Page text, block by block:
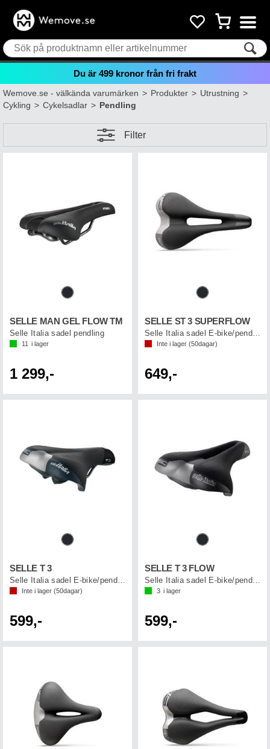
Du är 499 kronor från fri frakt
Wemove.se - välkända varumärken>Produkter>Utrustning>
Cykling>Cykelsadlar>Pendling
Filter
SELLE MAN GEL FLOW TM
Selle Italia sadel pendling
11 i lager
1 299,-
SELLE ST 3 SUPERFLOW
Inte i lager (50dagar)
649,-
SELLE T 3
Selle Italia sadel E-bike/pendling
Inte i lager (50dagar)
599,-
SELLE T 3 FLOW
Selle Italia sadel E-bike/pendling
3 i lager
599,-